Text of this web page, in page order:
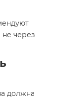
не через
должна